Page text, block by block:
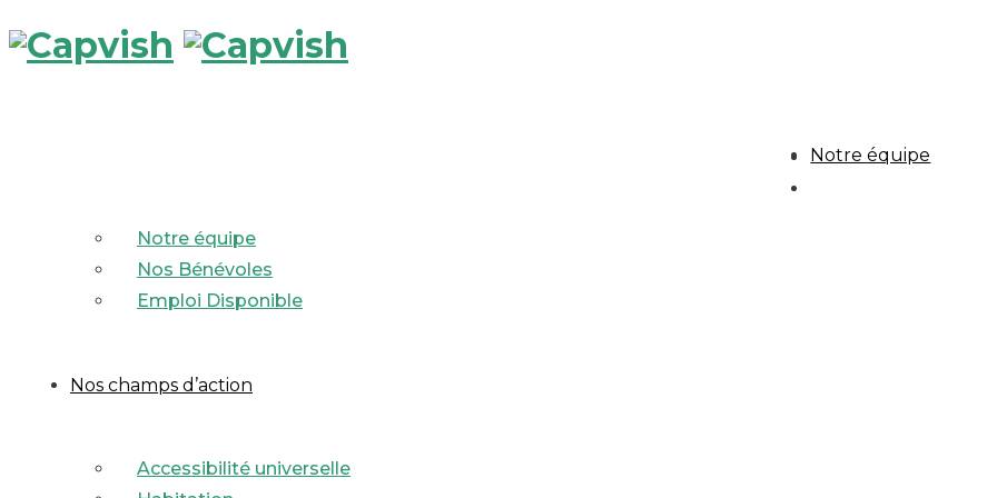
Notre équipe
Notre équipe
Nos Bénévoles
Emploi Disponible
Nos champs d’action
Accessibilité universelle